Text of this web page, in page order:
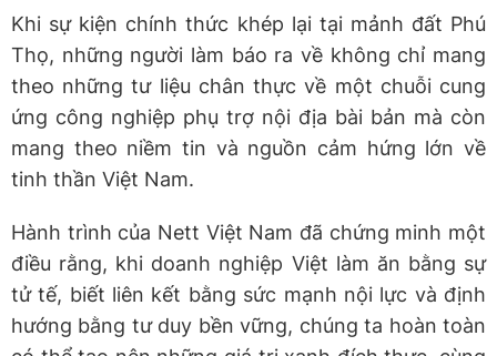
Khi sự kiện chính thức khép lại tại mảnh đất Phú
Thọ, những người làm báo ra về không chỉ mang
theo những tư liệu chân thực về một chuỗi cung
ứng công nghiệp phụ trợ nội địa bài bản mà còn
mang theo niềm tin và nguồn cảm hứng lớn về
tinh thần Việt Nam.
Hành trình của Nett Việt Nam đã chứng minh một
điều rằng, khi doanh nghiệp Việt làm ăn bằng sự
tử tế, biết liên kết bằng sức mạnh nội lực và định
hướng bằng tư duy bền vững, chúng ta hoàn toàn